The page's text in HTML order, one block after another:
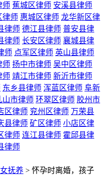
师 蕉城区律师 安溪县律师
律师 惠城区律师 龙华新区律
律师 德江县律师 普安县律
律师 长安区律师 襄城县律
师 点军区律师 英山县律师
师 扬中市律师 吴中区律师
师 靖江市律师 新沂市律师
东乡县律师 浑蓝区律师 阜新
山市律师 环翠区律师 胶州市
区律师 兖州区律师 万荣县
县律师 矿区律师 小店区律
律师 连江县律师 霍邱县律
律师
抚养 > 怀孕时离婚，孩子